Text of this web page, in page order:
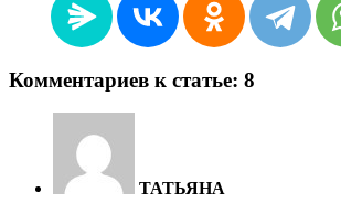
Комментариев к статье: 8
ТАТЬЯНА